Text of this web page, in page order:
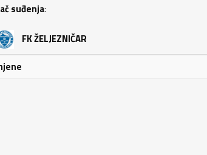
suđenja:
FK ŽELJEZNIČAR